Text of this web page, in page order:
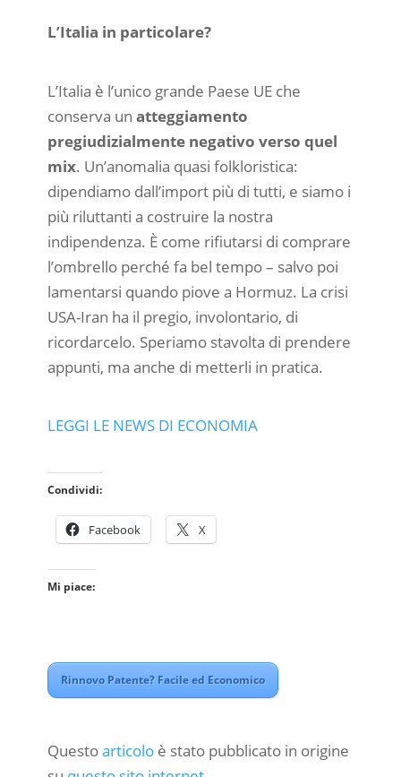
L’Italia in particolare?
L’Italia è l’unico grande Paese UE che
conserva un atteggiamento
pregiudizialmente negativo verso quel
mix. Un’anomalia quasi folkloristica:
dipendiamo dall’import più di tutti, e siamo i
più riluttanti a costruire la nostra
indipendenza. È come rifiutarsi di comprare
l’ombrello perché fa bel tempo – salvo poi
lamentarsi quando piove a Hormuz. La crisi
USA-Iran ha il pregio, involontario, di
ricordarcelo. Speriamo stavolta di prendere
appunti, ma anche di metterli in pratica.
LEGGI LE NEWS DI ECONOMIA
Condividi:
Facebook X
Mi piace:
Rinnovo Patente? Facile ed Economico
Questoarticoloè stato pubblicato in origine